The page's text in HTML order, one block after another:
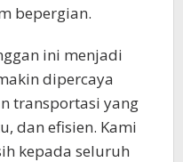
bepergian.
ini menjadi
dipercaya
transportasi yang
dan efisien. Kami
kepada seluruh